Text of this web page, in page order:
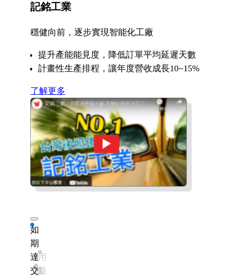
記銘工業
穩健向前，逐步實現智能化工廠
提升產能能見度，降低訂單平均延遲天數
計畫性生產排程，讓年度營收成長10~15%
了解更多
如
期
達
交成
用
最